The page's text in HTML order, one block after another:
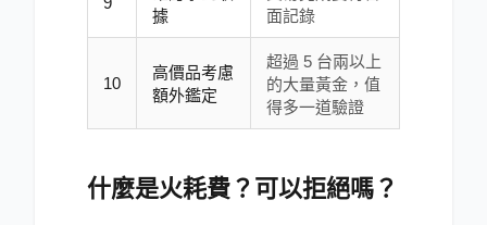
據
面記錄
10
高價品考慮
額外鑑定
超過 5 台兩以上
的大量黃金，值
得多一道驗證
什麼是火耗費？可以拒絕嗎？